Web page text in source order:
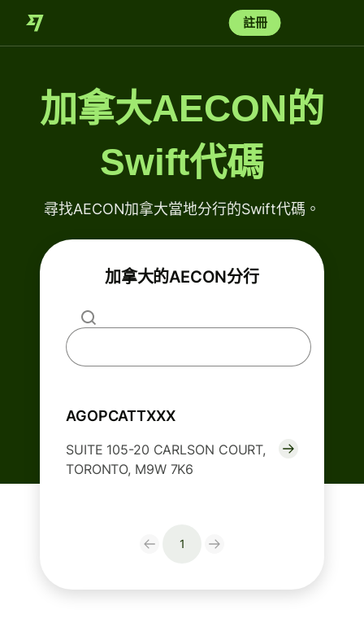
註冊
加拿大AECON的
Swift代碼
尋找AECON加拿大當地分行的Swift代碼。
加拿大的AECON分行
AGOPCATTXXX
SUITE 105-20 CARLSON COURT,
TORONTO, M9W 7K6
1